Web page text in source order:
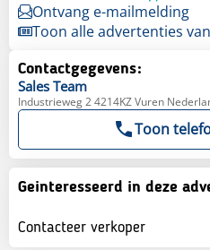
Ontvang e-mailmelding
Toon alle advertenties
Contactgegevens:
Sales Team
Industrieweg 2 4214KZ Vuren
Toon
Geinteresseerd in deze
Contacteer verkoper